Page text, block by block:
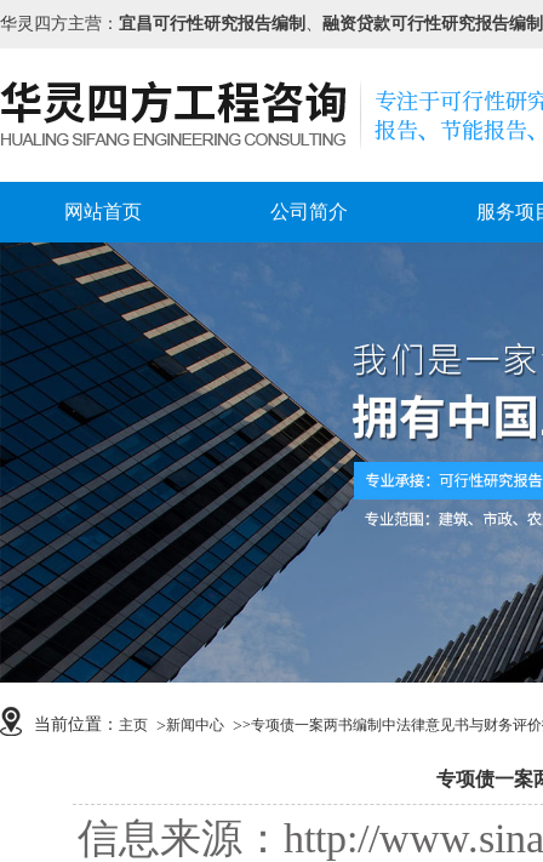
华灵四方主营： 宜昌可行性研究报告编制 、 融资贷款可行性研究报告编制
网站首页 公司简介 服务项
当前位置： 主页 新闻中心 >专项债一案两书编制中法律意见书与财务评
专项债一案
信息来源：http://